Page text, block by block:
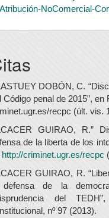
Atribución-NoComercial-
DOBÓN, C.
Código penal de 2015”,
recpc (últ. vis.
GUIRAO, R.”
de la liberta de los
http://criminet.ugr.es/recpc
GUIRAO, R.
de la
del
nº 97 (2013).